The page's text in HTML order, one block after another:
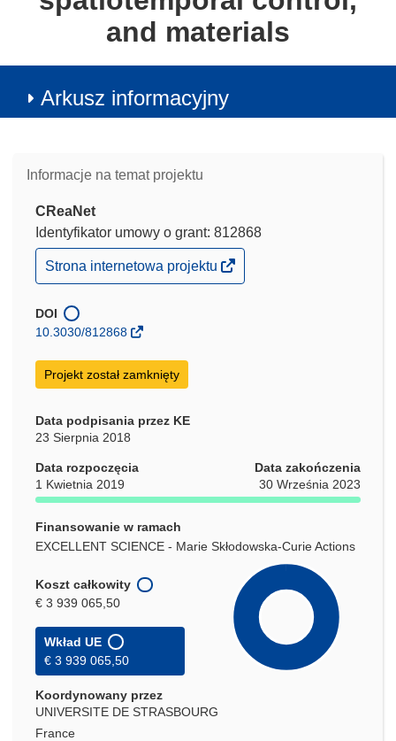
and materials
Arkusz informacyjny
Informacje na temat projektu
CReaNet
Identyfikator umowy o grant: 812868
(odnośnik
otworzy
w
nowym
Strona internetowa projektu
DOI
10.3030/812868
Projekt został zamknięty
Data podpisania przez KE
23 Sierpnia 2018
Data rozpoczęcia
1 Kwietnia 2019
Data zakończenia
30 Września 2023
Finansowanie w ramach
EXCELLENT SCIENCE - Marie Skłodowska-Curie Actions
Koszt całkowity
€ 3 939 065,50
Wkład UE
€ 3 939 065,50
Koordynowany przez
UNIVERSITE DE STRASBOURG
France